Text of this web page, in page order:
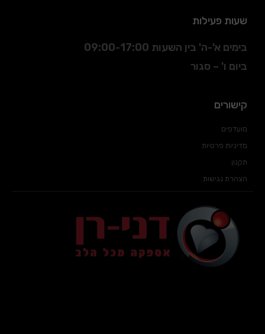
שעות פעילות
בימים א'-ה' בין השעות 09:00-17:00
ביום ו' – סגור
קישורים
מועדפים
מדיניות פרטיות
תקנון
הצהרת נגישות